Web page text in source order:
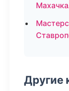
Другие